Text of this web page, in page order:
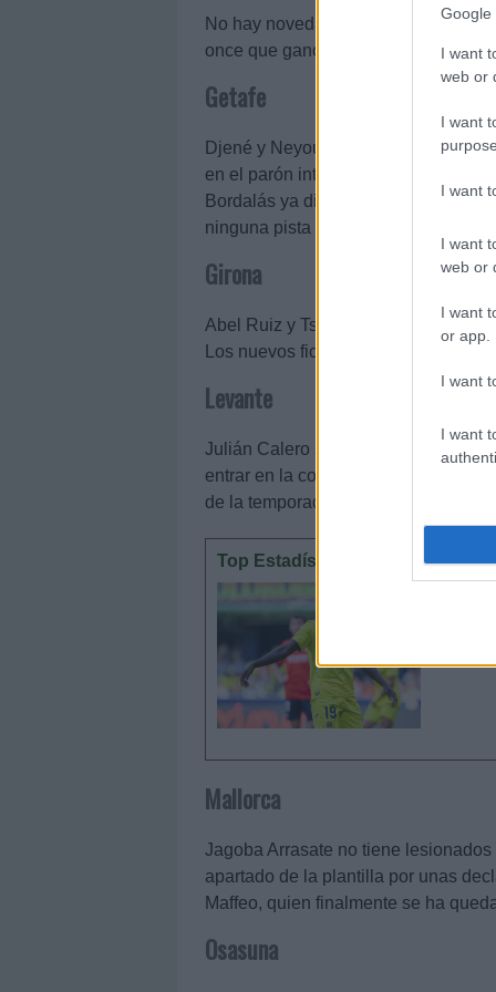
Google
I want
web or
I want
I want
I want
web or
I want
or app.
I want
I want
No hay novedades en la enfermería
once que ganó a Osasuna en la
Getafe
Djené y Neyou se incorporaron el
en el parón internacional. El togolés
Bordalás ya dispone de Abqar tras
ninguna pista sobre las bajas o
Girona
Abel Ruiz y Tsygankov apuntan a
Los nuevos fichajes Ounahi, Vanat,
Levante
Julián Calero sólo tiene la baja de
entrar en la convocatoria, al igual
de la temporada.
Top Estadísticas: los líderes de
como
Mallorca
Jagoba Arrasate no tiene
apartado de la plantilla por unas
Maffeo, quien finalmente se ha
Osasuna